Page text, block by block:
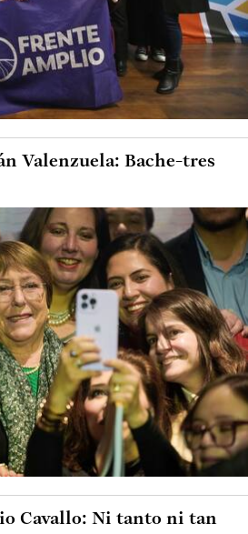
Valenzuela: Bache-tres
Cavallo: Ni tanto ni tan